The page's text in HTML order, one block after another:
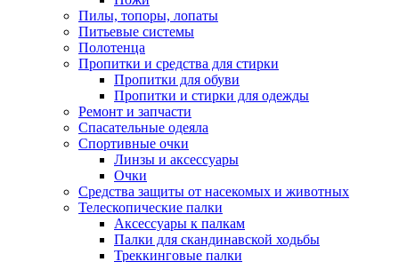
Пилы, топоры, лопаты
Питьевые системы
Полотенца
Пропитки и средства для стирки
Пропитки для обуви
Пропитки и стирки для одежды
Ремонт и запчасти
Спасательные одеяла
Спортивные очки
Линзы и аксессуары
Очки
Средства защиты от насекомых и животных
Телескопические палки
Аксессуары к палкам
Палки для скандинавской ходьбы
Треккинговые палки